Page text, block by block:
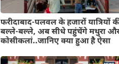
फरीदाबाद-पलवल के हजारों यात्रियों
बल्ले-बल्ले, अब सीधे पहुंचेंगे मथुरा
कोसीकलां..जानिए क्या हुआ है ऐसा